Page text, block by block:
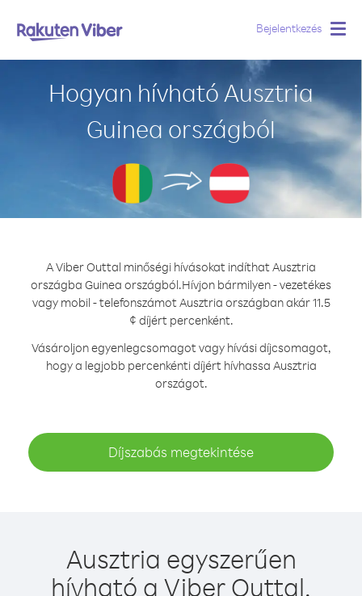
Bejelentkezés
Hogyan hívható Ausztria
Guinea országból
A Viber Outtal minőségi hívásokat indíthat Ausztria
országba Guinea országból.Hívjon bármilyen - vezetékes
vagy mobil - telefonszámot Ausztria országban akár 11.5
¢ díjért percenként.
Vásároljon egyenlegcsomagot vagy hívási díjcsomagot,
hogy a legjobb percenkénti díjért hívhassa Ausztria
országot.
Díjszabás megtekintése
Ausztria egyszerűen
hívható a Viber Outtal.